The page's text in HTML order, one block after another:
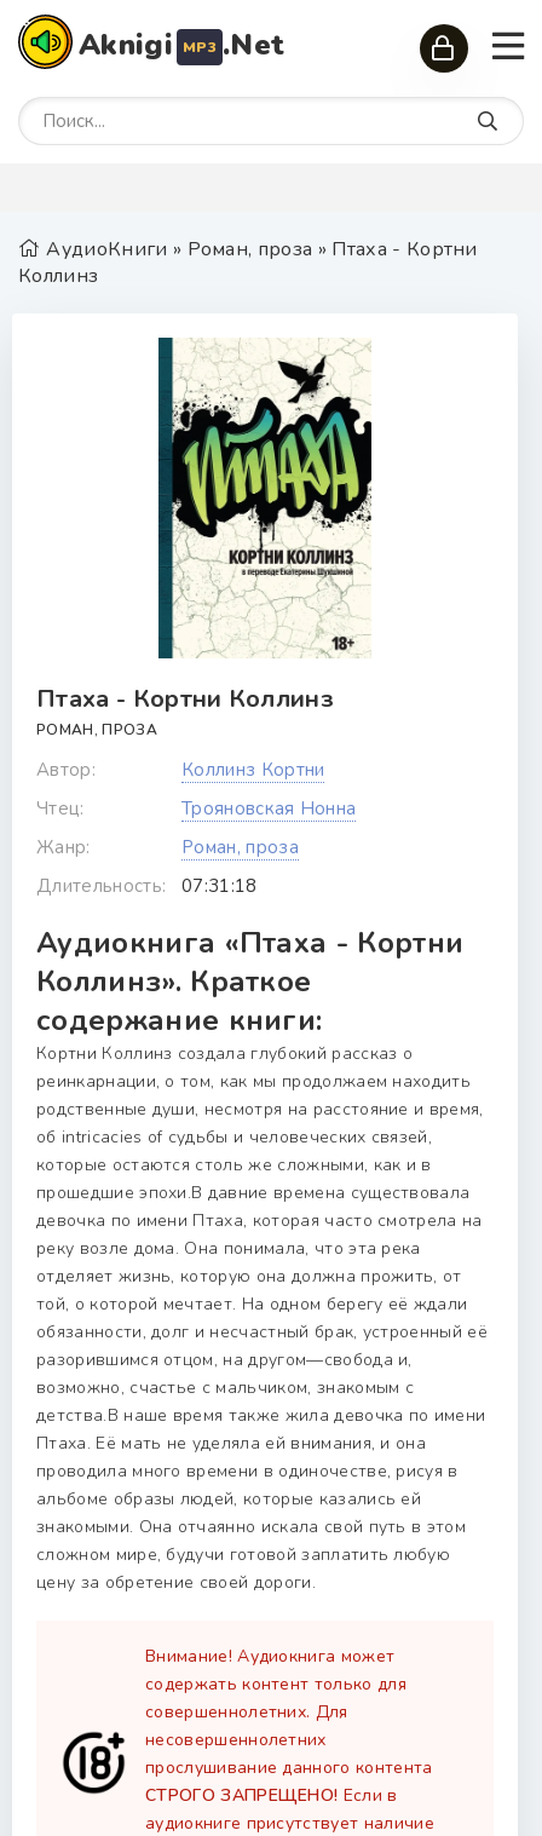
Aknigi MP3 .Net
АудиоКниги » Роман, проза » Птаха - Кортни
Коллинз
Птаха - Кортни Коллинз
РОМАН, ПРОЗА
Автор:
Коллинз Кортни
Чтец:
Трояновская Нонна
Жанр:
Роман, проза
Длительность:
07:31:18
Аудиокнига «Птаха - Кортни
Коллинз». Краткое
содержание книги:
Кортни Коллинз создала глубокий рассказ о
реинкарнации, о том, как мы продолжаем находить
родственные души, несмотря на расстояние и время,
об intricacies of судьбы и человеческих связей,
которые остаются столь же сложными, как и в
прошедшие эпохи.В давние времена существовала
девочка по имени Птаха, которая часто смотрела на
реку возле дома. Она понимала, что эта река
отделяет жизнь, которую она должна прожить, от
той, о которой мечтает. На одном берегу её ждали
обязанности, долг и несчастный брак, устроенный её
разорившимся отцом, на другом—свобода и,
возможно, счастье с мальчиком, знакомым с
детства.В наше время также жила девочка по имени
Птаха. Её мать не уделяла ей внимания, и она
проводила много времени в одиночестве, рисуя в
альбоме образы людей, которые казались ей
знакомыми. Она отчаянно искала свой путь в этом
сложном мире, будучи готовой заплатить любую
цену за обретение своей дороги.
Внимание! Аудиокнига может
содержать контент только для
совершеннолетних. Для
несовершеннолетних
прослушивание данного контента
СТРОГО ЗАПРЕЩЕНО! Если в
аудиокниге присутствует наличие